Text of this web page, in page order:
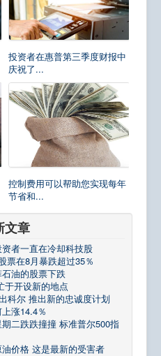
投资者在惠普第三季度财报中
庆祝了...
控制费用可以帮助您实现每年
节省和...
文章
者一直在冷却科技股
票在8月暴跌超过35％
油的股票下跌
于开设新的地点
科尔 推出新的忠诚度计划
涨14.4％
二跌跌撞撞 标准普尔500指
价格 这是最新的受害者